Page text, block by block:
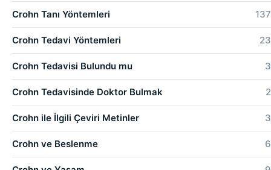
Crohn Tanı Yöntemleri 137
Crohn Tedavi Yöntemleri 23
Crohn Tedavisi Bulundu mu 3
Crohn Tedavisinde Doktor Bulmak 2
Crohn ile İlgili Çeviri Metinler 3
Crohn ve Beslenme 6